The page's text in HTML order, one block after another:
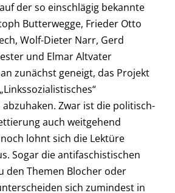
der so einschlägig bekannte
Butterwegge, Frieder Otto
Wolf-Dieter Narr, Gerd
und Elmar Altvater
zunächst geneigt, das Projekt
Zwar ist die politisch-
auch weitgehend
lohnt sich die Lektüre
Sogar die antifaschistischen
den Themen Blocher oder
sich zumindest in